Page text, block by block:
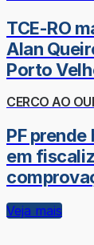
TCE-RO
Alan
Porto
CERCO AO
PF
em
Veja mais